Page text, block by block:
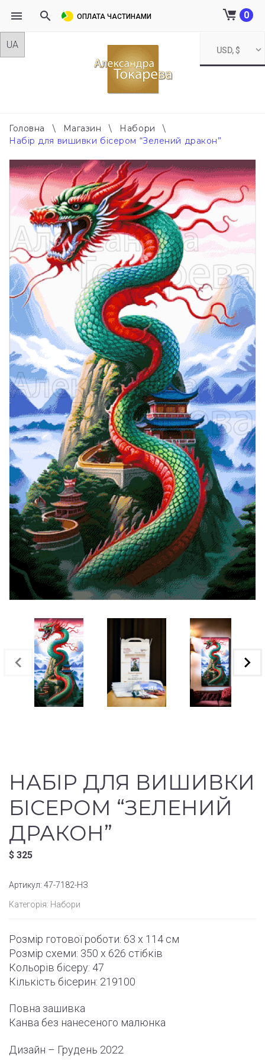
Skip
USD, $
0
ОПЛАТА ЧАСТИНАМИ
Головна \ Магазин \ Набори
\
Набір для вишивки бісером “Зелений дракон”
НАБІР ДЛЯ ВИШИВКИ
БІСЕРОМ “ЗЕЛЕНИЙ
ДРАКОН”
$ 325
Артикул: 47-7182-НЗ
Категорія: Набори
Розмір готової роботи: 63 x 114 см
Розмір схеми: 350 x 626 стібків
Кольорів бісеру: 47
Кількість бісерин: 219100
Повна зашивка
Канва без нанесеного малюнка
Дизайн – Грудень 2022